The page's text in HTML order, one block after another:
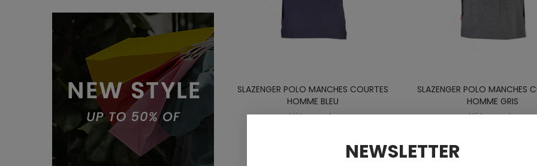
SLAZENGER POLO MANCHES COURTES
HOMME BLEU
Vêtements
SLAZENGER POLO MANCHES
HOMME GRIS
Vêtements
NEWSLETTER